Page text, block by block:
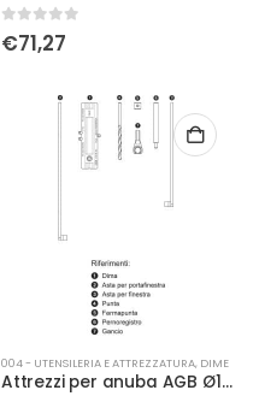
0Su 5
€71,27
004 - UTENSILERIA E ATTREZZATURA, DIME
Attrezzi per anuba AGB Ø16 filo